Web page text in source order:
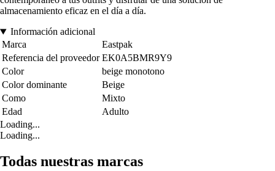
almacenamiento eficaz en el día a día.
Información adicional
Marca
Eastpak
Referencia del proveedor EK0A5BMR9Y9
Color
beige monotono
Color dominante
Beige
Como
Mixto
Edad
Adulto
Loading...
Loading...
Todas nuestras marcas